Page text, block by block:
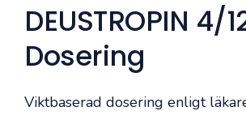
DEUSTROPIN 4/
Dosering
Viktbaserad dosering enligt